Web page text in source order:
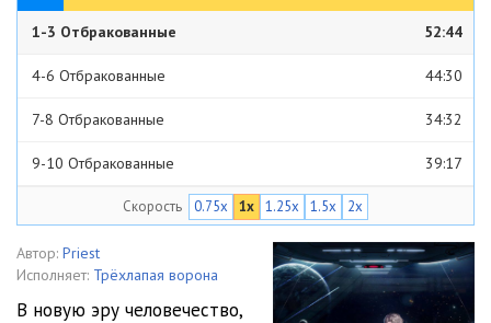
1-3 Отбракованные 52:44
4-6 Отбракованные 44:30
7-8 Отбракованные 34:32
9-10 Отбракованные 39:17
11-12 Отбракованные
13-15 Отбракованные 1:07:26
37:42
Скорость 0.75x 1x 1.25x 1.5x 2x
Автор: Priest
Исполняет: Трёхлапая ворона
В новую эру человечество,